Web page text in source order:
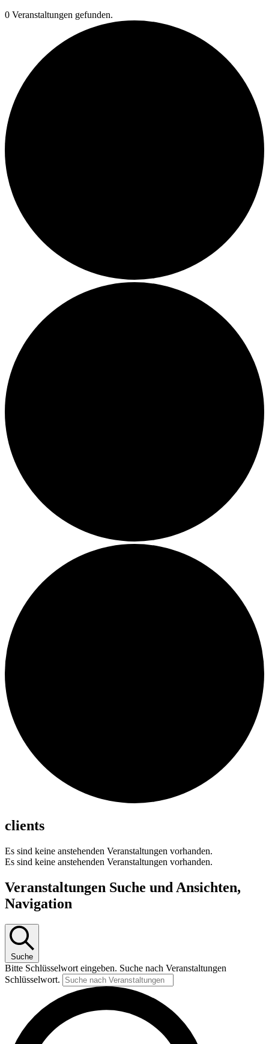
0 Veranstaltungen gefunden.
clients
Es sind keine anstehenden Veranstaltungen vorhanden.
Es sind keine anstehenden Veranstaltungen vorhanden.
Veranstaltungen Suche und Ansichten,
Navigation
Suche
Bitte Schlüsselwort eingeben. Suche nach Veranstaltungen
Schlüsselwort.